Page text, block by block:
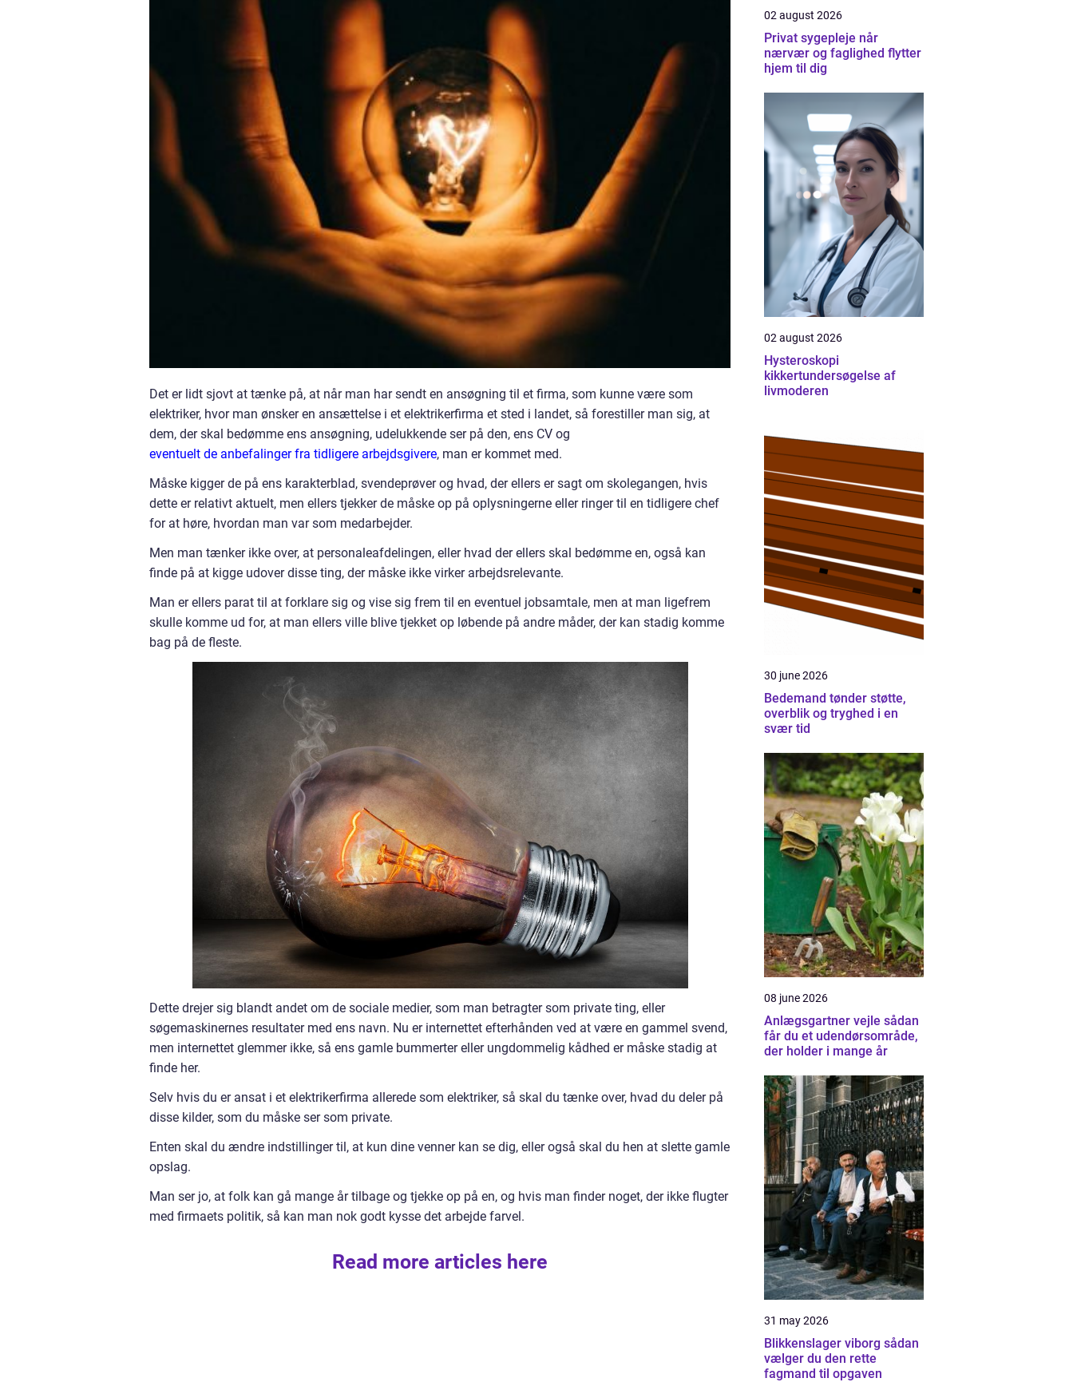
Det er lidt sjovt at tænke på, at når man har sendt en ansøgning til et firma, som kunne være som
elektriker, hvor man ønsker en ansættelse i et elektrikerfirma et sted i landet, så forestiller man sig, at
dem, der skal bedømme ens ansøgning, udelukkende ser på den, ens CV og
eventuelt de anbefalinger fra tidligere arbejdsgivere, man er kommet med.
Måske kigger de på ens karakterblad, svendeprøver og hvad, der ellers er sagt om skolegangen, hvis
dette er relativt aktuelt, men ellers tjekker de måske op på oplysningerne eller ringer til en tidligere chef
for at høre, hvordan man var som medarbejder.
Men man tænker ikke over, at personaleafdelingen, eller hvad der ellers skal bedømme en, også kan
finde på at kigge udover disse ting, der måske ikke virker arbejdsrelevante.
Man er ellers parat til at forklare sig og vise sig frem til en eventuel jobsamtale, men at man ligefrem
skulle komme ud for, at man ellers ville blive tjekket op løbende på andre måder, der kan stadig komme
bag på de fleste.
Dette drejer sig blandt andet om de sociale medier, som man betragter som private ting, eller
søgemaskinernes resultater med ens navn. Nu er internettet efterhånden ved at være en gammel svend,
men internettet glemmer ikke, så ens gamle bummerter eller ungdommelig kådhed er måske stadig at
finde her.
Selv hvis du er ansat i et elektrikerfirma allerede som elektriker, så skal du tænke over, hvad du deler på
disse kilder, som du måske ser som private.
Enten skal du ændre indstillinger til, at kun dine venner kan se dig, eller også skal du hen at slette gamle
opslag.
Man ser jo, at folk kan gå mange år tilbage og tjekke op på en, og hvis man finder noget, der ikke flugter
med firmaets politik, så kan man nok godt kysse det arbejde farvel.
Read more articles here
02 august 2026
Privat sygepleje når
nærvær og faglighed flytter
hjem til dig
02 august 2026
Hysteroskopi
kikkertundersøgelse af
livmoderen
30 june 2026
Bedemand tønder støtte,
overblik og tryghed i en
svær tid
08 june 2026
Anlægsgartner vejle sådan
får du et udendørsområde,
der holder i mange år
31 may 2026
Blikkenslager viborg sådan
vælger du den rette
fagmand til opgaven